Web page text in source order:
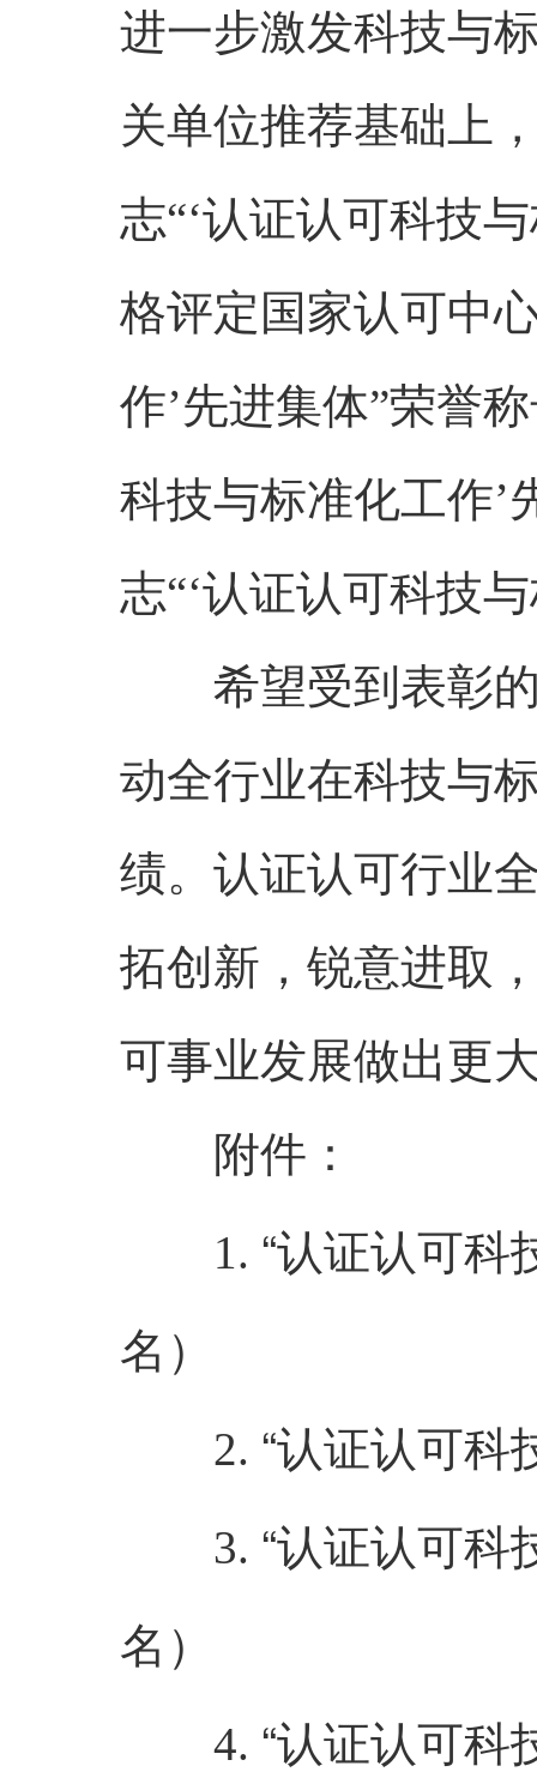
进一步激发科技与
关单位推荐基础上
志“‘认证认可科技
格评定国家认可中
作’先进集体”荣誉
科技与标准化工作’
志“‘认证认可科技
希望受到表彰的
动全行业在科技与
绩。认证认可行业
拓创新，锐意进取
可事业发展做出更
附件：
1. “认证认可科
名）
2. “认证认可科
3. “认证认可科
名）
4. “认证认可科